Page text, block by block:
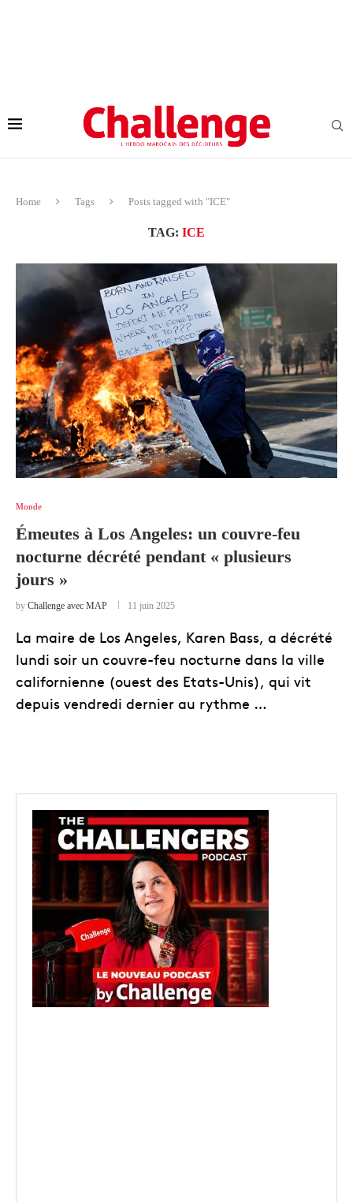
Home Tags Posts tagged with "ICE"
TAG: ICE
Monde
Émeutes à Los Angeles: un couvre-feu
nocturne décrété pendant « plusieurs
jours »
by Challenge avec MAP 11 juin 2025
La maire de Los Angeles, Karen Bass, a décrété
lundi soir un couvre-feu nocturne dans la ville
californienne (ouest des Etats-Unis), qui vit
depuis vendredi dernier au rythme …